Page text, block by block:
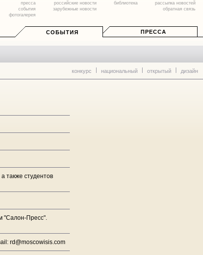
пресса
события
фотогалерея
российские новости
зарубежные новости
библиотека
рассылка новостей
обратная связь
СОБЫТИЯ ПРЕССА
конкурс национальный открытый дизайн
также студентов
"Салон-Пресс".
rd@moscowisis.com